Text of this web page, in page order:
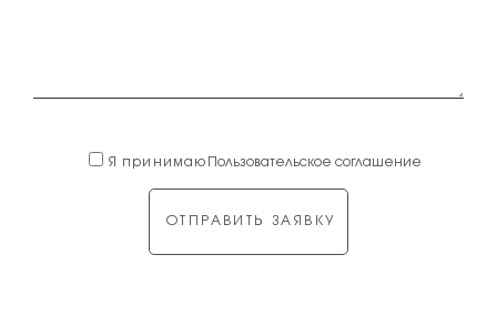
Я принимаю Пользовательское соглашение